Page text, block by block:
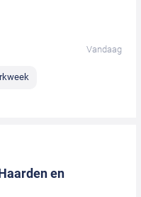
Vandaag
en